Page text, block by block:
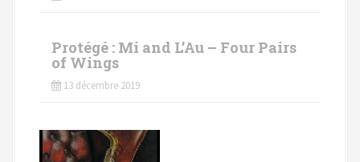
Protégé : Mi and L’Au – Four Pairs
of Wings
13 décembre 2019